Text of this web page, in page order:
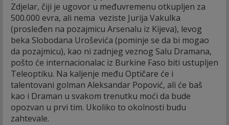
Zdjelar, čiji je ugovor u međuvremenu otkupljen za
500.000 evra, ali nema veziste Jurija Vakulka
(prosleđen na pozajmicu Arsenalu iz Kijeva), levog
beka Slobodana Uroševića (pominje se da bi mogao
da pozajmicu), kao ni zadnjeg veznog Salu Dramana,
pošto će internacionalac iz Burkine Faso biti ustupljen
Teleoptiku. Na kaljenje među Optičare će i
talentovani golman Aleksandar Popović, ali će baš
kao i Draman u svakom trenutku moći da bude
opozvan u prvi tim. Ukoliko to okolnosti budu
zahtevale.